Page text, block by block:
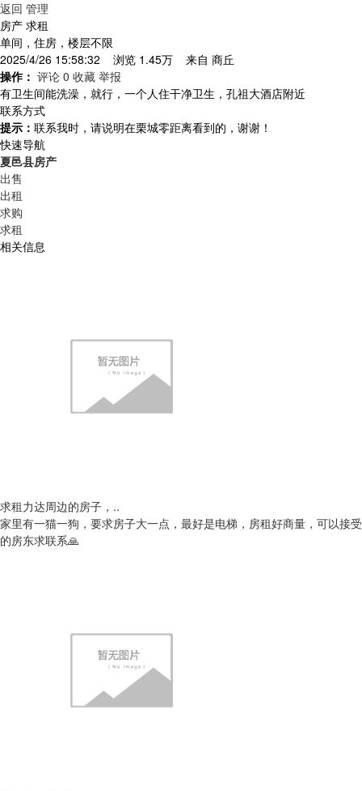
返回 管理
房产 求租
单间，住房，楼层不限
2025/4/26 15:58:32 浏览 1.45万 来自 商丘
操作： 评论 0 收藏 举报
有卫生间能洗澡，就行，一个人住干净卫生，孔祖大酒店附近
联系方式
提示： 联系我时，请说明在栗城零距离看到的，谢谢！
快速导航
夏邑县房产
出售
出租
求购
求租
相关信息
求租力达周边的房子，..
家里有一猫一狗，要求房子大一点，最好是电梯，房租好商量，可以接受
的房东求联系🙏